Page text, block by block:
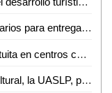
Oficinas recaudadoras amplían sus horarios para entrega de licencias gratuitas
Más de un año sin atención médica gratuita en centros comunitarios, sin razón: Albarrán Ramírez
Por medio de la División de Difusión Cultural, la UASLP, presentará el espectáculo "Taka Dimi Ta" de la compañía de danza de la India